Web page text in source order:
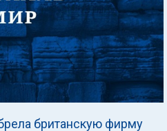
британскую фирму